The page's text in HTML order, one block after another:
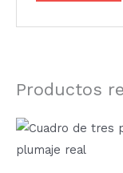
Productos